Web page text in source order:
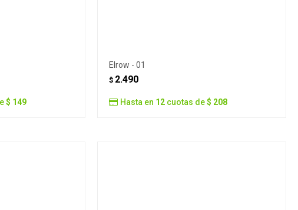
$ 149
Elrow - 01
$ 2.490
Hasta en 12cuotas de$ 208